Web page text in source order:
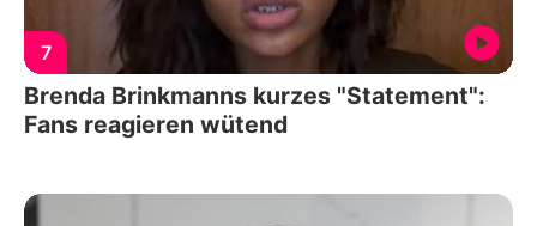
7
Brenda Brinkmanns kurzes "Statement":
Fans reagieren wütend